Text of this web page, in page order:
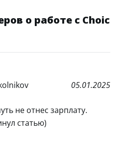
о работе с Choic
05.01.2025
не отнес зарплату.
статью)